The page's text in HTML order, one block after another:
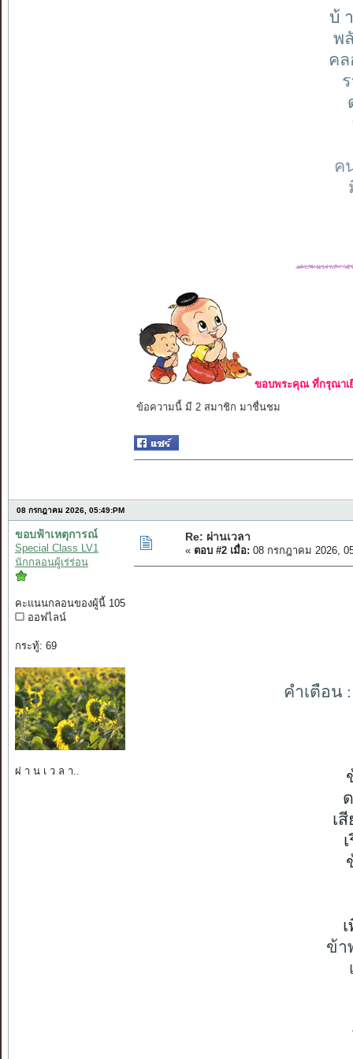
บ้
พ
ค
ค
ขอบพระคุณ ที่กรุณาเ
ข้อความนี้ มี 2 สมาชิก มาชื่นชม
08 กรกฎาคม 2026, 05:49:PM
ขอบฟ้าเหตุการณ์
Special Class LV1
นักกลอนผู้เร่ร่อน
คะแนนกลอนของผู้นี้ 105
ออฟไลน์
กระทู้: 69
ผ่ า น เ ว ล า..
Re: ผ่านเวลา
« ตอบ #2 เมื่อ: 08 กรกฎาคม 2026,
คำเตือน
เ
ข้า